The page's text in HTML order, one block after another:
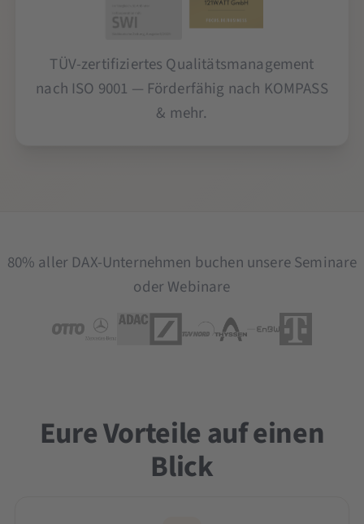
TÜV-zertifiziertes Qualitätsmanagement
nach ISO 9001 — Förderfähig nach KOMPASS
& mehr.
80% aller DAX-Unternehmen buchen unsere Seminare
oder Webinare
Eure Vorteile auf einen
Blick